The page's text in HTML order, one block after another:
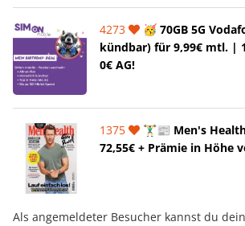
4273
🥳 70GB 5G
kündbar) für 9,99€ mtl. |
0€ AG!
1375
🏋️‍♂️📰 Men's
72,55€ + Prämie in Höhe
Als angemeldeter Besucher kannst du